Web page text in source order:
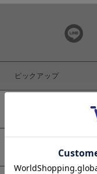
ブランド
ピックアップ